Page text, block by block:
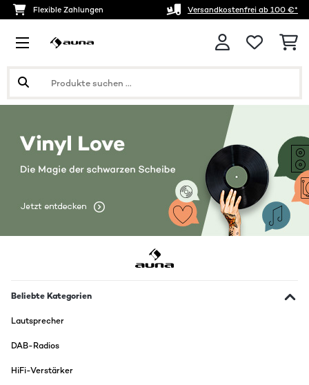
Flexible Zahlungen Versandkostenfrei ab 100 €*
Beliebte Kategorien
Lautsprecher
DAB-Radios
HiFi-Verstärker